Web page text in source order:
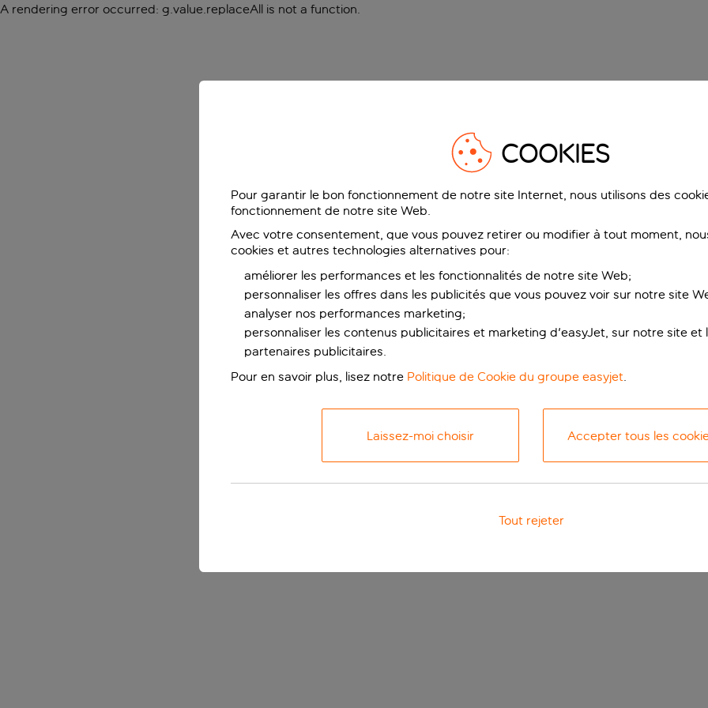
A rendering error occurred: g.value.replaceAll is not a function.
COOKIES
Pour garantir le bon fonctionnement de notre site Internet, nous utilisons des
fonctionnement de notre site Web.
Avec votre consentement, que vous pouvez retirer ou modifier à tout moment,
cookies et autres technologies alternatives pour:
améliorer les performances et les fonctionnalités de notre site Web;
personnaliser les offres dans les publicités que vous pouvez voir sur notre site
analyser nos performances marketing;
personnaliser les contenus publicitaires et marketing d'easyJet, sur notre site et
partenaires publicitaires.
Pour en savoir plus, lisez notre Politique de Cookie du groupe easyjet.
Laissez-moi choisir Accepter tous les
Tout rejeter